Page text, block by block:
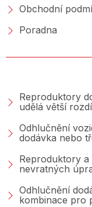
Obchodní
Poradna
Reproduktory
udělá větší
Odhlučnění
dodávka nebo
Reproduktory
nevratných
Odhlučnění
kombinace pro